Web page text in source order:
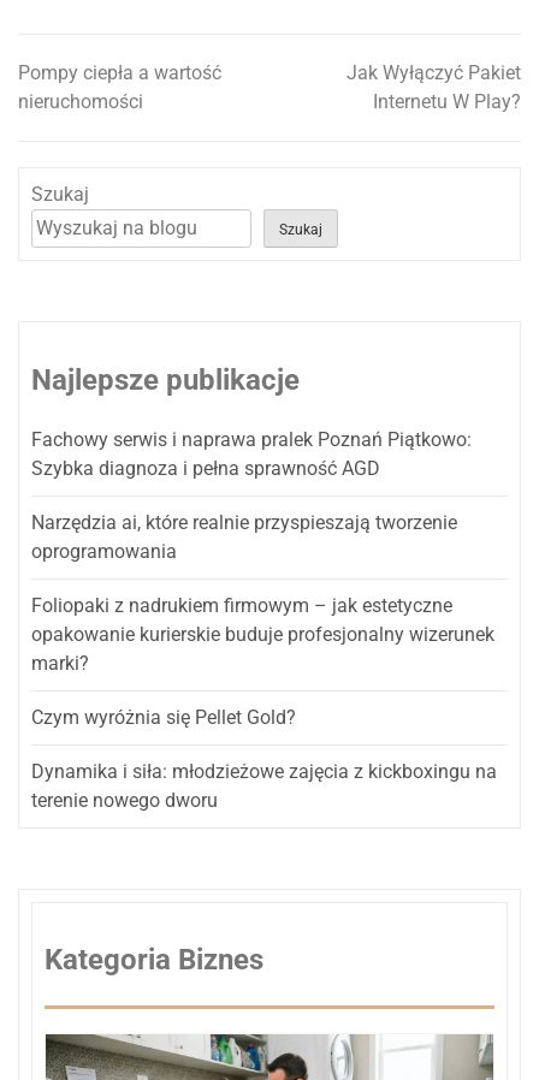
Nawigacja
Pompy ciepła a wartość
nieruchomości
Jak Wyłączyć Pakiet
Internetu W Play?
Szukaj
Szukaj
Najlepsze publikacje
Fachowy serwis i naprawa pralek Poznań Piątkowo:
Szybka diagnoza i pełna sprawność AGD
Narzędzia ai, które realnie przyspieszają tworzenie
oprogramowania
Foliopaki z nadrukiem firmowym – jak estetyczne
opakowanie kurierskie buduje profesjonalny wizerunek
marki?
Czym wyróżnia się Pellet Gold?
Dynamika i siła: młodzieżowe zajęcia z kickboxingu na
terenie nowego dworu
Kategoria Biznes